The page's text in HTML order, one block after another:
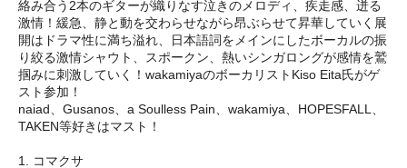
絡み合う2本のギターが織りなす泣きのメロディ、疾走感、迸る
激情！緩急、静と動を交わらせながら昂ぶらせて昇華していく展
開はドラマ性に満ち溢れ、日本語詞をメインにしたボーカルの振
り絞る激情シャウト、スポークン、熱いシンガロングが感情を鷲
掴みに刺激していく！wakamiyaのボーカリストKiso Eita氏がゲ
スト参加！
naiad、Gusanos、a Soulless Pain、wakamiya、HOPESFALL、
TAKEN等好きはマスト！
1. コマクサ